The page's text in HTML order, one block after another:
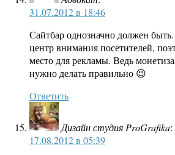
31.07.2012 в 18:46
Сайтбар однозначно должен
центр внимания посетителей,
место для рекламы. Ведь
нужно делать правильно 😉
Ответить
Дизайн студия ProGrafika:
17.08.2012 в 05:39